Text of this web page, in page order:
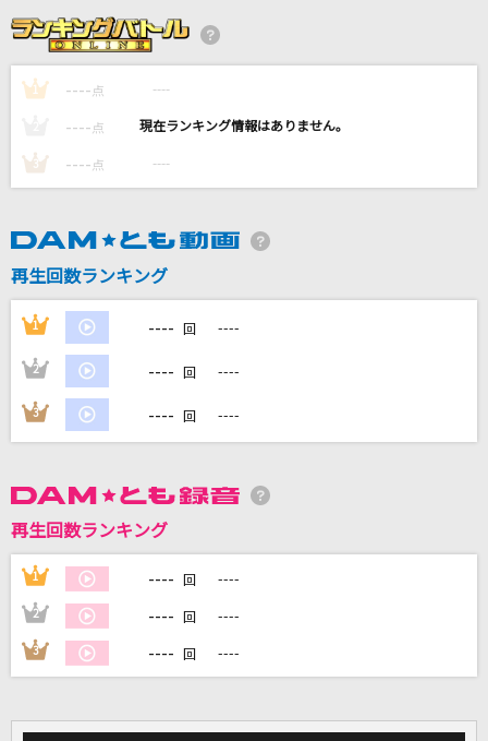
君が代
へべれけジャンキー
[生音]高嶺の花子さん
恋しさと せつなさと 心強さと
篠原涼子with t.komuro
DAMの新曲・ランキングなど
DAMに会員登録・ログインして
カラオケをもっと楽しもう！
1 ---- 点 ----
---- 点 ----
3 ---- 点 ----
再生回数ランキング
1 ---- 回 ----
2 ---- 回 ----
3 ---- 回 ----
再生回数ランキング
1 ---- 回 ----
2 ---- 回 ----
3 ---- 回 ----